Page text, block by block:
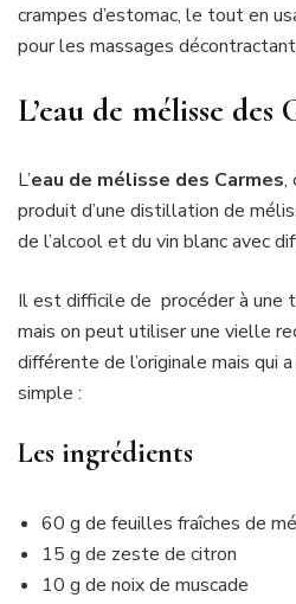
crampes d’estomac, le tout en
pour les massages
L’eau de mélisse des
L’eau de mélisse des Carmes,
produit d’une distillation de
de l’alcool et du vin blanc avec
Il est difficile de procéder à une
mais on peut utiliser une vielle
différente de l’originale mais qui
simple :
Les ingrédients
60 g de feuilles fraîches de
15 g de zeste de citron
10 g de noix de muscade